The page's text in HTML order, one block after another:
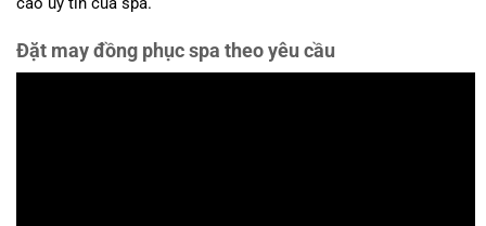
Đặt may đồng phục spa theo yêu cầu